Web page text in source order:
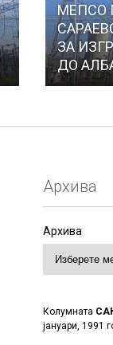
МЕПСО
ЗА
ДО
Архива
Архива
Колумната
јануари, 1991